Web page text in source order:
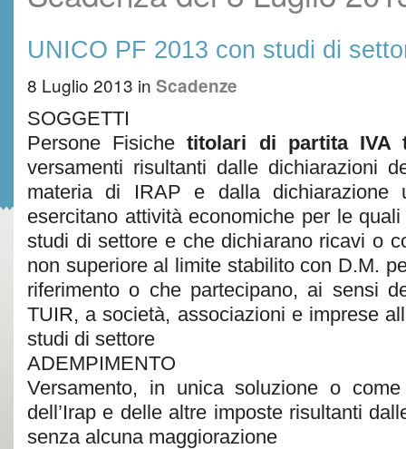
UNICO PF 2013 con studi di
8 Luglio 2013 in Scadenze
SOGGETTI
Persone Fisiche titolari di partita IVA
versamenti risultanti dalle dichiarazioni
materia di IRAP e dalla dichiarazione
esercitano attività economiche per le
studi di settore e che dichiarano ricavi o
non superiore al limite stabilito con D.M.
riferimento o che partecipano, ai sensi
TUIR, a società, associazioni e imprese
studi di settore
ADEMPIMENTO
Versamento, in unica soluzione o come
dell’Irap e delle altre imposte risultanti
senza alcuna maggiorazione